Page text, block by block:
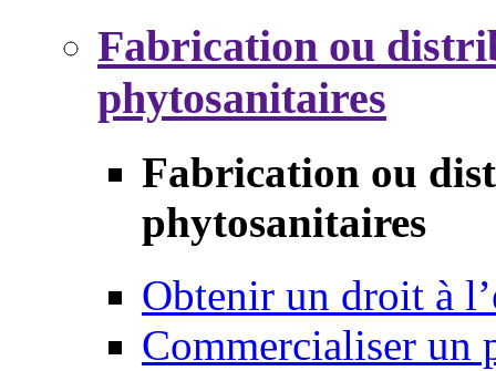
Fabrication ou
phytosanitaires
Fabrication ou
phytosanitaires
Obtenir un droit à
Commercialiser un